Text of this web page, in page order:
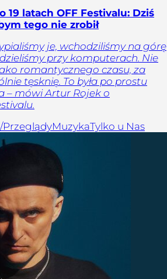
19 latach OFF Festivalu: Dziś
tego nie zrobił
je, wchodziliśmy na górę
przy komputerach. Nie
romantycznego czasu, za
tęsknię. To była po prostu
– mówi Artur Rojek o
PrzeglądyMuzykaTylko u Nas